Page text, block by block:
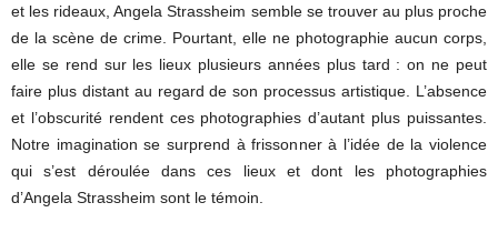
et les rideaux, Angela Strassheim semble se trouver au plus proche
de la scène de crime. Pourtant, elle ne photographie aucun corps,
elle se rend sur les lieux plusieurs années plus tard : on ne peut
faire plus distant au regard de son processus artistique. L’absence
et l’obscurité rendent ces photographies d’autant plus puissantes.
Notre imagination se surprend à frissonner à l’idée de la violence
qui s’est déroulée dans ces lieux et dont les photographies
d’Angela Strassheim sont le témoin.